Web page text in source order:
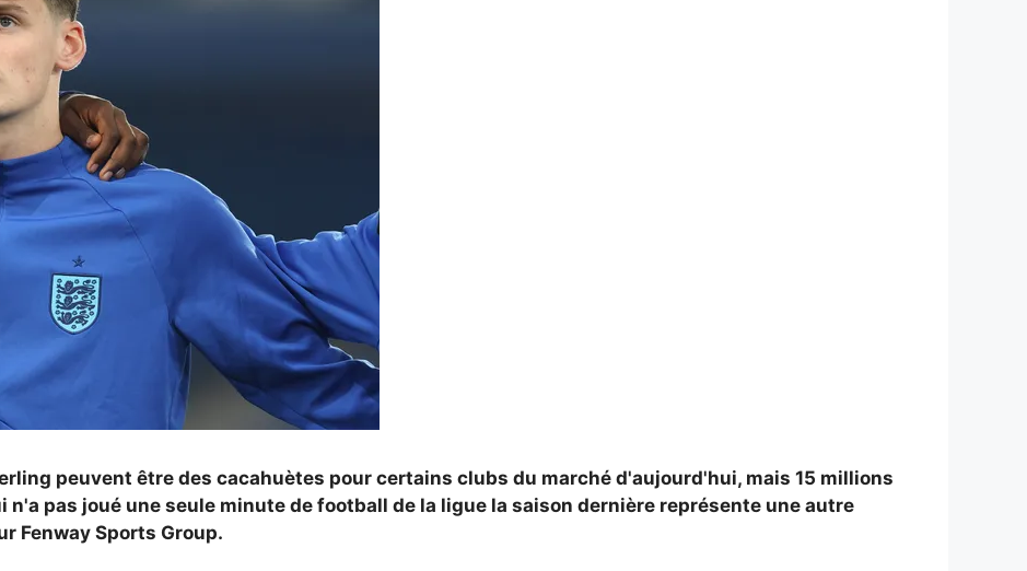
peuvent être des cacahuètes pour certains clubs du marché d'aujourd'hui, mais 15 millions
pas joué une seule minute de football de la ligue la saison dernière représente une autre
Fenway Sports Group.